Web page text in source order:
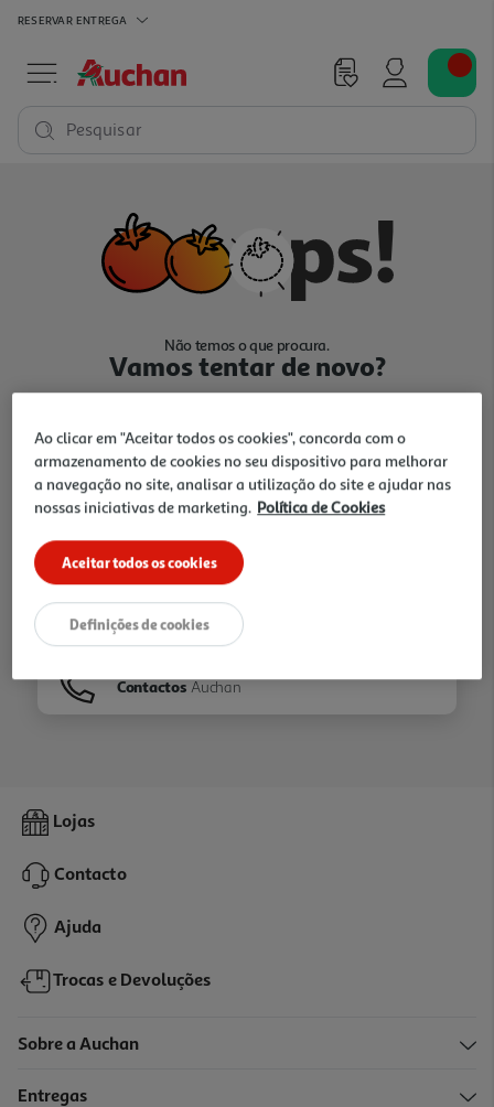
RESERVAR ENTREGA
Pesquisar
Não temos o que procura.
Vamos tentar de novo?
Ir para Homepage
Folhetos
Contactos Auchan
Lojas
Contacto
Ajuda
Trocas e Devoluções
Sobre a Auchan
Entregas
Ao clicar em "Aceitar todos os cookies", concorda com o
armazenamento de cookies no seu dispositivo para melhorar
a navegação no site, analisar a utilização do site e ajudar nas
nossas iniciativas de marketing. Política de Cookies
Aceitar todos os cookies
Definições de cookies